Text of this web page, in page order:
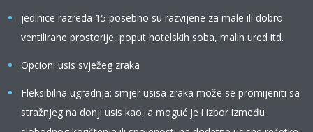
jedinice razreda 15 posebno su razvijene za male ili dobro
ventilirane prostorije, poput hotelskih soba, malih ured itd.
Opcioni usis svježeg zraka
Fleksibilna ugradnja: smjer usisa zraka može se promijeniti sa
stražnjeg na donji usis kao, a moguć je i izbor između